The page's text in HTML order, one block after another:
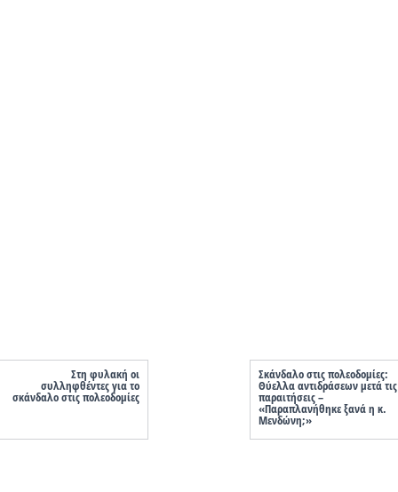
Στη φυλακή οι
συλληφθέντες για το
σκάνδαλο στις πολεοδομίες
Σκάνδαλο στις πολεοδομίες:
Θύελλα αντιδράσεων μετά τις
παραιτήσεις –
«Παραπλανήθηκε ξανά η κ.
Μενδώνη;»